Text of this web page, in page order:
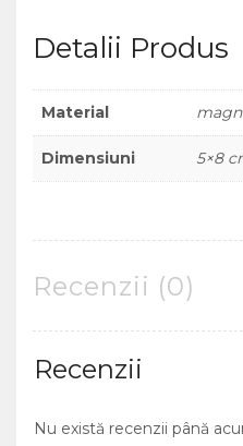
Detalii Produs
Material
Dimensiuni 5×8
Recenzii (0)
Recenzii
Nu există recenzii până